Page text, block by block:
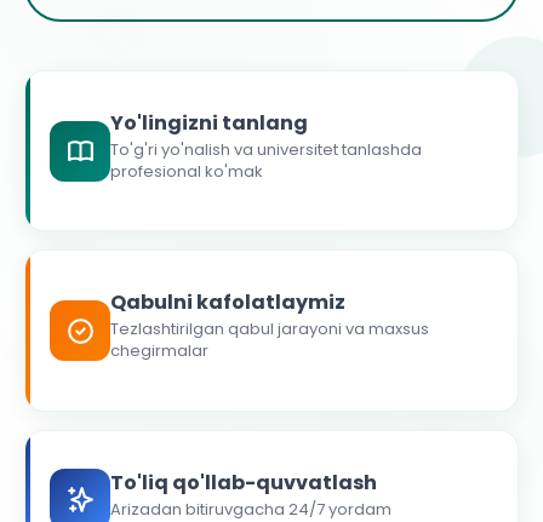
Yo'lingizni tanlang
To'g'ri yo'nalish va universitet tanlashda
profesional ko'mak
Qabulni kafolatlaymiz
Tezlashtirilgan qabul jarayoni va maxsus
chegirmalar
To'liq qo'llab-quvvatlash
Arizadan bitiruvgacha 24/7 yordam